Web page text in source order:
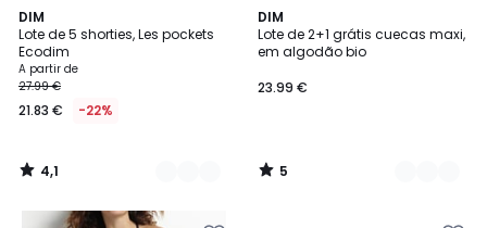
DIM
Lote de 5 shorties, Les pockets
Ecodim
A partir de
27.99 €
21.83 € -22%
4,1
/ 5
2
Cores
4,1
/
DIM
Lote de 2+1 grátis cuecas maxi,
em algodão bio
23.99 €
5
/
5
2
Cores
5
/